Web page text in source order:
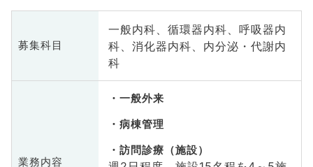
募集科目
一般内科、循環器内科、呼吸器内
科、消化器内科、内分泌・代謝内
科
業務内容
一般外来
病棟管理
訪問診療（施設）